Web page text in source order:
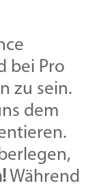
bei Pro
zu sein.
dem
Während